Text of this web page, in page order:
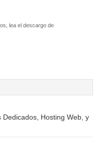
lea el descargo de
Hosting Web, y